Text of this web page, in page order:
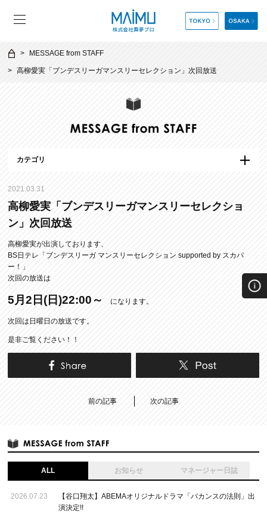
MESSAGE from STAFF
高柳愛実「ブンデスリーガマンスリーセレクション」次回放送
カテゴリ
2021.03.31
高柳愛実「ブンデスリーガマンスリーセレクショ
ン」次回放送
高柳愛実が出演しております、
BS日テレ「ブンデスリーガ マンスリーセレクション supported by スカパ
ー！」
次回の放送は
5月2日(日)22:00～ になります。
次回は日曜日の放送です。
是非ご覧ください！！
前の記事 次の記事
ALL お知らせ マネージャー日誌
2026.07.23
【谷口翔太】ABEMAオリジナルドラマ「バカンスの法則」出
演決定!!